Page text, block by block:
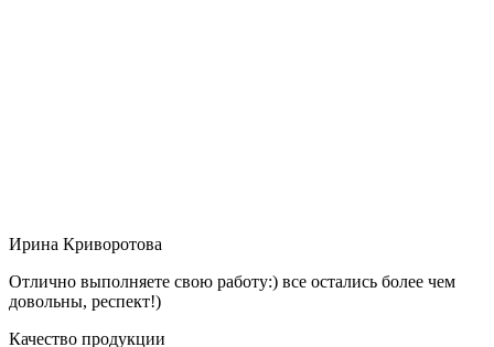
Ирина Криворотова
Отлично выполняете свою работу:) все остались более чем
довольны, респект!)
Качество продукции